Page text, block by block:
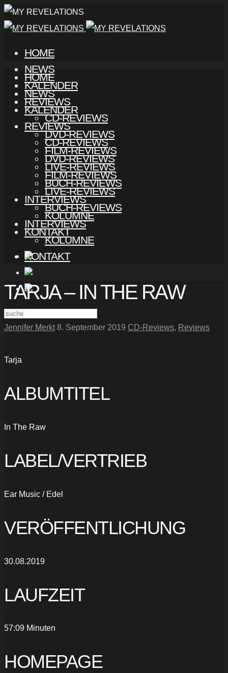
HOME
NEWS
KALENDER
REVIEWS
CD-REVIEWS
DVD-REVIEWS
FILM-REVIEWS
LIVE-REVIEWS
BUCH-REVIEWS
INTERVIEWS
KOLUMNE
KONTAKT
HOME
NEWS
KALENDER
REVIEWS
CD-REVIEWS
DVD-REVIEWS
FILM-REVIEWS
LIVE-REVIEWS
BUCH-REVIEWS
INTERVIEWS
KOLUMNE
KONTAKT
TARJA – IN THE RAW
Jennifer Merkt 8. September 2019 CD-Reviews, Reviews
Tarja
ALBUMTITEL
In The Raw
LABEL/VERTRIEB
Ear Music / Edel
VERÖFFENTLICHUNG
30.08.2019
LAUFZEIT
57:09 Minuten
HOMEPAGE